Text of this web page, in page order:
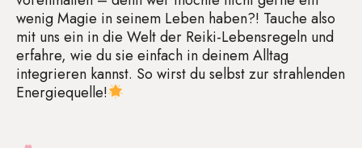
wenig Magie in seinem Leben haben?! Tauche also
mit uns ein in die Welt der Reiki-Lebensregeln und
erfahre, wie du sie einfach in deinem Alltag
integrieren kannst. So wirst du selbst zur strahlenden
Energiequelle!